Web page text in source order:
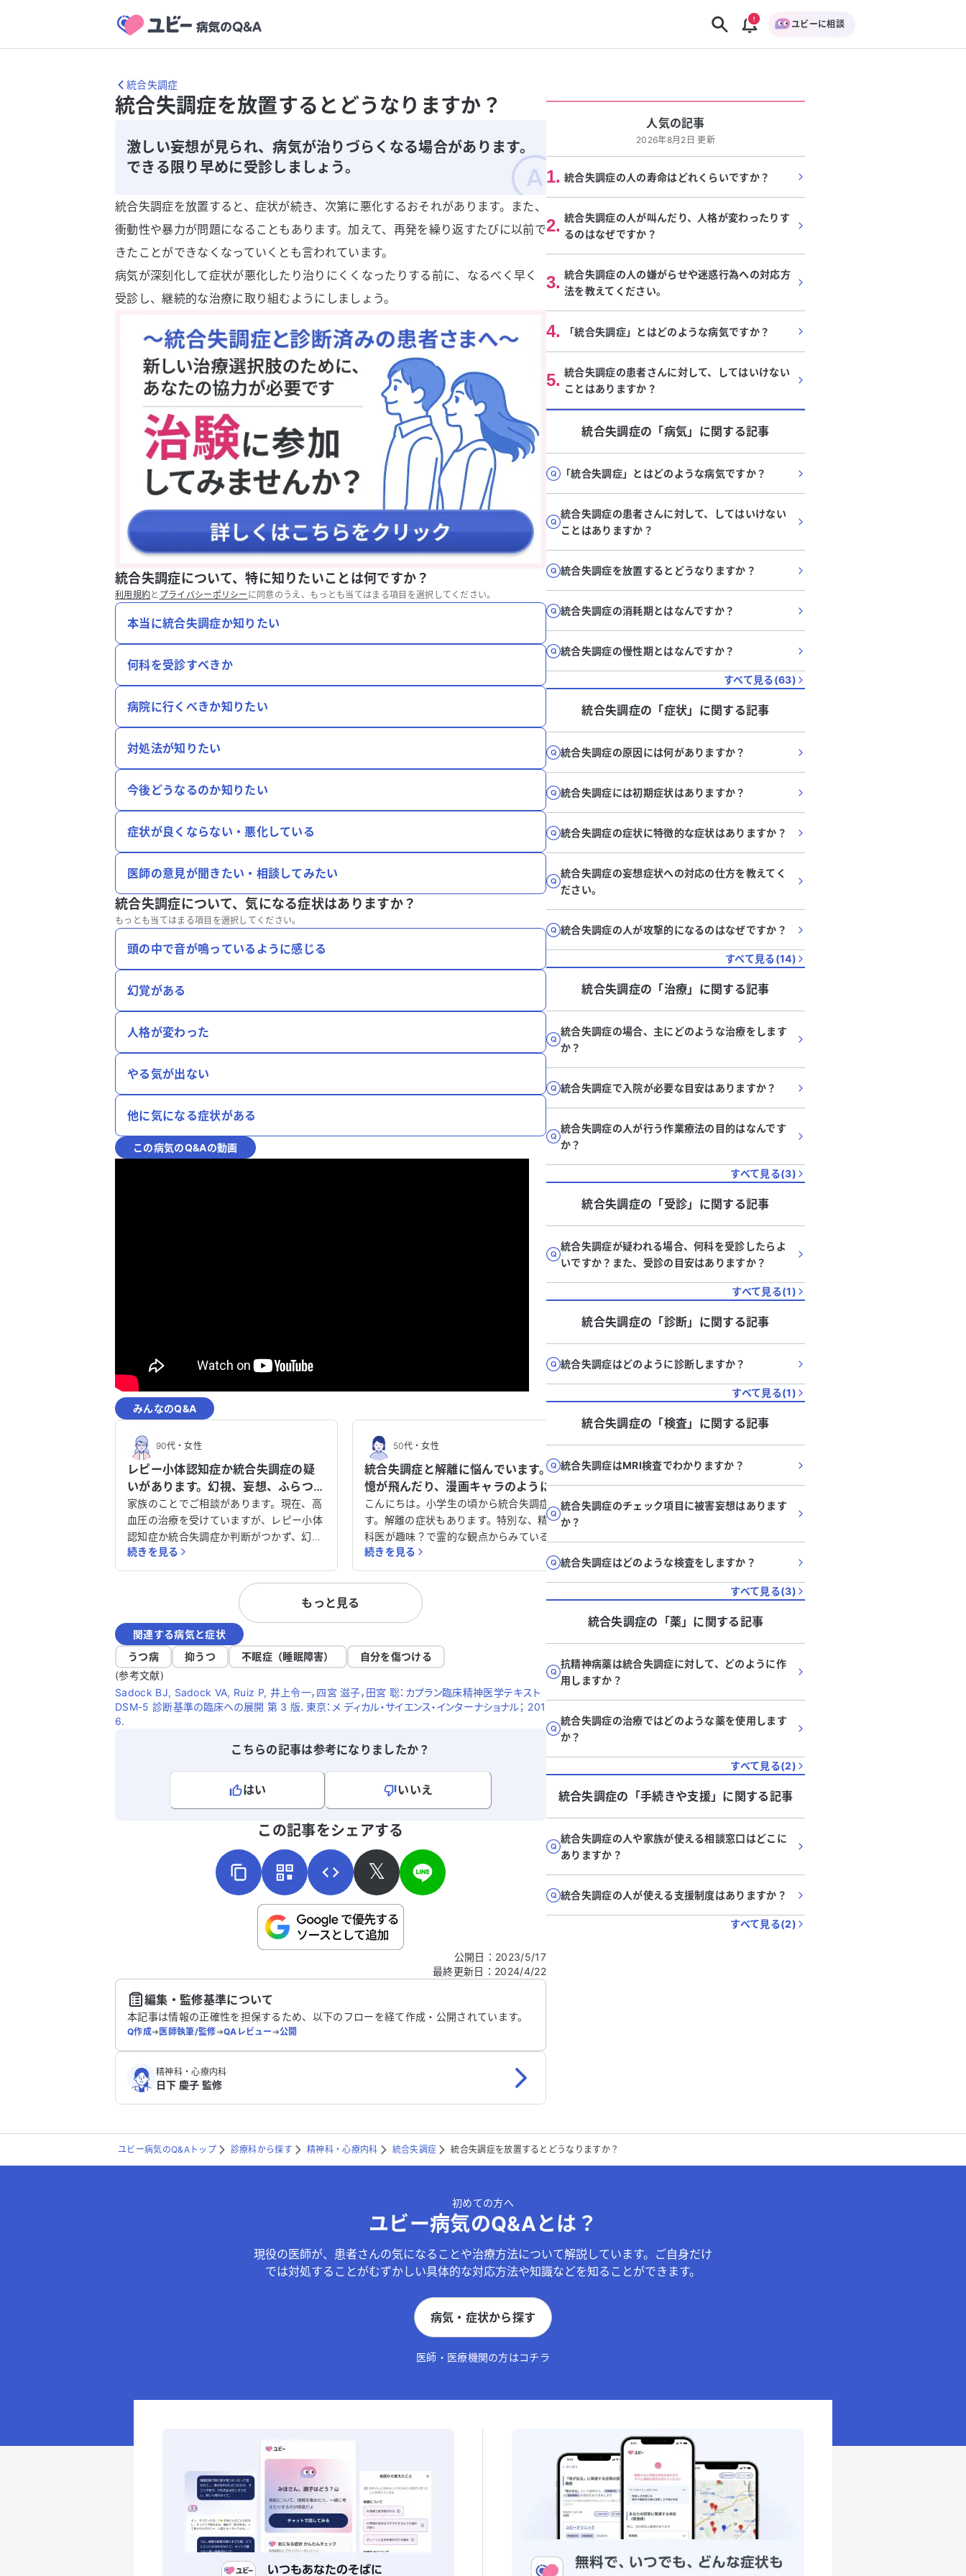
ユビーに相談
統合失調症
統合失調症を放置するとどうなりますか？
激しい妄想が見られ、病気が治りづらくなる場合があります。
できる限り早めに受診しましょう。
統合失調症を放置すると、症状が続き、次第に悪化するおそれがあります。また、
衝動性や暴力が問題になることもあります。加えて、再発を繰り返すたびに以前で
きたことができなくなっていくとも言われています。
病気が深刻化して症状が悪化したり治りにくくなったりする前に、なるべく早く
受診し、継続的な治療に取り組むようにしましょう。
統合失調症について、特に知りたいことは何ですか？
利用規約と プライバシーポリシー に同意のうえ、もっとも当てはまる項目を選択してください。
本当に統合失調症か知りたい
何科を受診すべきか
病院に行くべきか知りたい
対処法が知りたい
今後どうなるのか知りたい
症状が良くならない・悪化している
医師の意見が聞きたい・相談してみたい
統合失調症について、気になる症状はありますか？
もっとも当てはまる項目を選択してください。
頭の中で音が鳴っているように感じる
幻覚がある
人格が変わった
やる気が出ない
他に気になる症状がある
この病気のQ&Aの動画
みんなのQ&A
90代・女性
レピー小体認知症か統合失調症の疑
いがあります。幻視、妄想、ふらつき
の症状について、薬の服用をどうす
べきか相談させてください。
家族のことでご相談があります。現在、高
血圧の治療を受けていますが、レピー小体
認知症か統合失調症か判断がつかず、幻視
や妄想がひどく困っています。確定診断が
難しいと聞いており、特にふらつきが一番
つらい症状です。薬の服用についてどうす
れば良いのか悩んでいますが、本人は精神
科の受診を拒んでいます。 このような状況
でどのように対処すれば良いのか、アドバ
イスをいただけると助かります。症状が良
くならないどころか悪化しているように感
じ、非常に心配です。どうかご助言をお願
いいたします。
続きを見る
50代・女性
統合失調症と解離に悩んでいます。記
憶が飛んだり、漫画キャラのように
話しをすることがあります。
こんにちは。小学生の頃から統合失調症で
す。解離の症状もあります。特別な、精神
科医が趣味？で霊的な観点からみている病
院で憑依型の解離といわれました。幼少期
の記憶がないです。また、漫画のキャラク
ターのように話したりすることがあり困惑
しています。統合失調症の治療を再開する
予定ですが、解離についてはどうすればい
のではと思っています。家族も精神的な問
題があるようです。どうすればよいでしょ
うか？
続きを見る
もっと見る
関連する病気と症状
うつ病
抑うつ 不眠症（睡眠障害）
自分を傷つける
(参考文献)
Sadock BJ, Sadock VA, Ruiz P, 井上令一，四宮 滋子，田宮 聡：カプラン臨床精神医学テキスト
DSM-5 診断基準の臨床への展開 第 3 版．東京：メ ディカル・サイエンス・インターナショナル； 201
6.
こちらの記事は参考になりましたか？
はい
いいえ
こちらは送信専用のフォームです。氏名やご自身の病気の詳細などの個人情報は入れないでくだ
この記事をシェアする
𝕏
公開日 ： 2023/5/17
最終更新日 ： 2024/4/22
編集・監修基準について
本記事は情報の正確性を担保するため、以下のフローを経て作成・公開されています。
Q作成➔医師執筆/監修➔QAレビュー➔公開
精神科・心療内科
日下 慶子 監修
人気の記事
2026年8月2日 更新
1. 統合失調症の人の寿命はどれくらいですか？
2. 統合失調症の人が叫んだり、人格が変わったりす
るのはなぜですか？
3. 統合失調症の人の嫌がらせや迷惑行為への対応方
法を教えてください。
4. 「統合失調症」とはどのような病気ですか？
5. 統合失調症の患者さんに対して、してはいけない
ことはありますか？
統合失調症の「病気」に関する記事
「統合失調症」とはどのような病気ですか？
統合失調症の患者さんに対して、してはいけない
ことはありますか？
統合失調症を放置するとどうなりますか？
統合失調症の消耗期とはなんですか？
統合失調症の慢性期とはなんですか？
すべて見る(63)
統合失調症の「症状」に関する記事
統合失調症の原因には何がありますか？
統合失調症には初期症状はありますか？
統合失調症の症状に特徴的な症状はありますか？
統合失調症の妄想症状への対応の仕方を教えてく
ださい。
統合失調症の人が攻撃的になるのはなぜですか？
すべて見る(14)
統合失調症の「治療」に関する記事
統合失調症の場合、主にどのような治療をします
か？
統合失調症で入院が必要な目安はありますか？
統合失調症の人が行う作業療法の目的はなんです
か？
すべて見る(3)
統合失調症の「受診」に関する記事
統合失調症が疑われる場合、何科を受診したらよ
いですか？また、受診の目安はありますか？
すべて見る(1)
統合失調症の「診断」に関する記事
統合失調症はどのように診断しますか？
すべて見る(1)
統合失調症の「検査」に関する記事
統合失調症はMRI検査でわかりますか？
統合失調症のチェック項目に被害妄想はあります
か？
統合失調症はどのような検査をしますか？
すべて見る(3)
統合失調症の「薬」に関する記事
抗精神病薬は統合失調症に対して、どのように作
用しますか？
統合失調症の治療ではどのような薬を使用します
か？
すべて見る(2)
統合失調症の「手続きや支援」に関する記事
統合失調症の人や家族が使える相談窓口はどこに
ありますか？
統合失調症の人が使える支援制度はありますか？
すべて見る(2)
ユビー病気のQ&Aトップ 診療科から探す 精神科・心療内科 統合失調症 統合失調症を放置するとどうなりますか？
初めての方へ
ユビー病気のQ&Aとは？
現役の医師が、患者さんの気になることや治療方法について解説しています。ご自身だけ
では対処することがむずかしい具体的な対応方法や知識などを知ることができます。
病気・症状から探す
医師・医療機関の方はコチラ